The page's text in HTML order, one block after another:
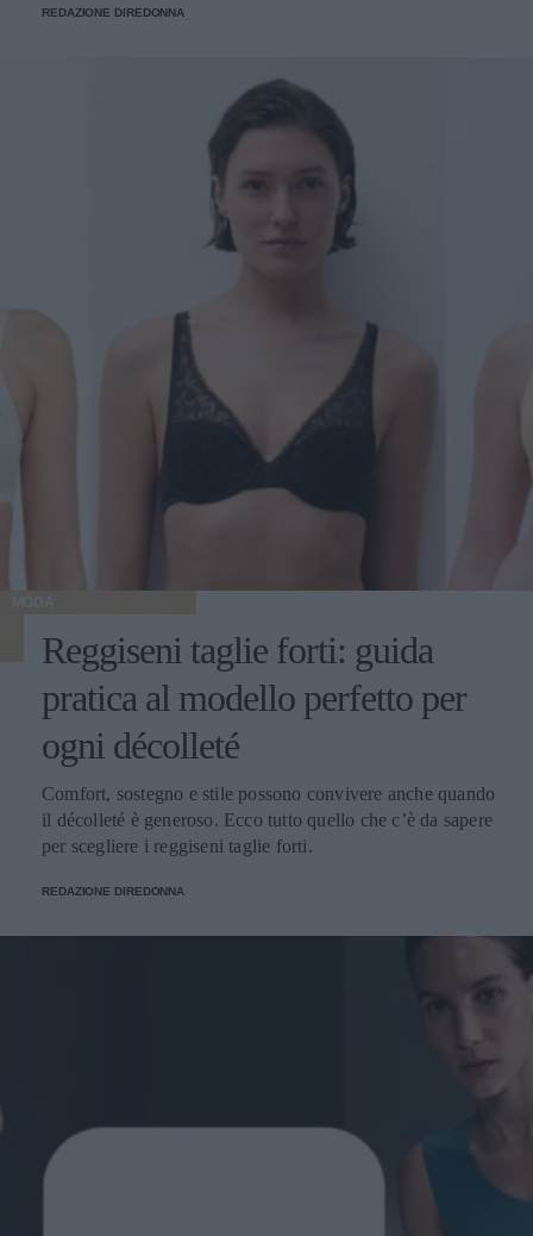
REDAZIONE DIREDONNA
MODA
Reggiseni taglie forti: guida
pratica al modello perfetto per
ogni décolleté
Comfort, sostegno e stile possono convivere anche quando
il décolleté è generoso. Ecco tutto quello che c’è da sapere
per scegliere i reggiseni taglie forti.
REDAZIONE DIREDONNA